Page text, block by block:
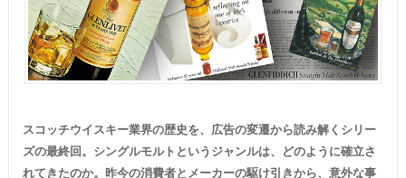
スコッチウイスキー業界の歴史を、広告の変遷から読み解くシリー
ズの最終回。シングルモルトというジャンルは、どのように確立さ
れてきたのか。昨今の消費者とメーカーの駆け引きから、意外な事